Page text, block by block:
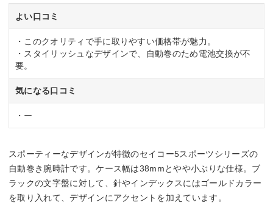
よい口コミ
・このクオリティで手に取りやすい価格帯が魅力。
・スタイリッシュなデザインで、自動巻のため電池交換が不
要。
気になる口コミ
・ー
スポーティーなデザインが特徴のセイコー5スポーツシリーズの
自動巻き腕時計です。ケース幅は38mmとやや小ぶりな仕様。ブ
ラックの文字盤に対して、針やインデックスにはゴールドカラー
を取り入れて、デザインにアクセントを加えています。